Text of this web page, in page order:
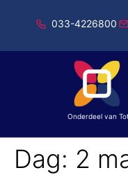
033-4226800
Onderdeel van
Dag: 2